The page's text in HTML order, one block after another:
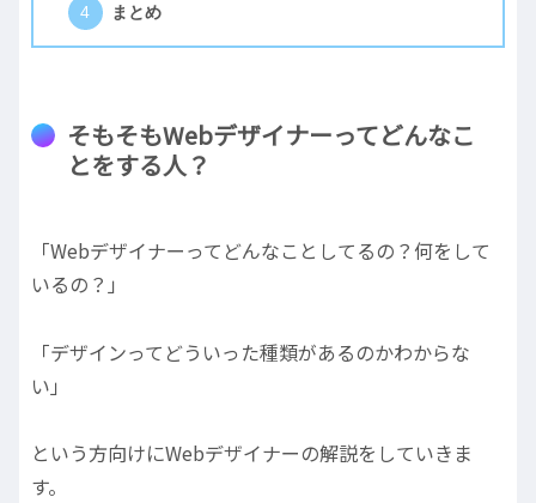
まとめ
そもそもWebデザイナーってどんなこ
とをする人？
「Webデザイナーってどんなことしてるの？何をして
いるの？」
「デザインってどういった種類があるのかわからな
い」
という方向けにWebデザイナーの解説をしていきま
す。